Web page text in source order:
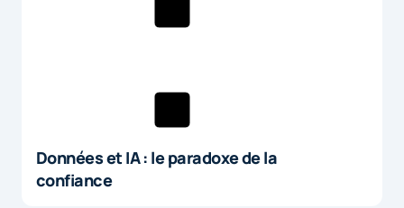
Données et IA : le paradoxe de la
confiance